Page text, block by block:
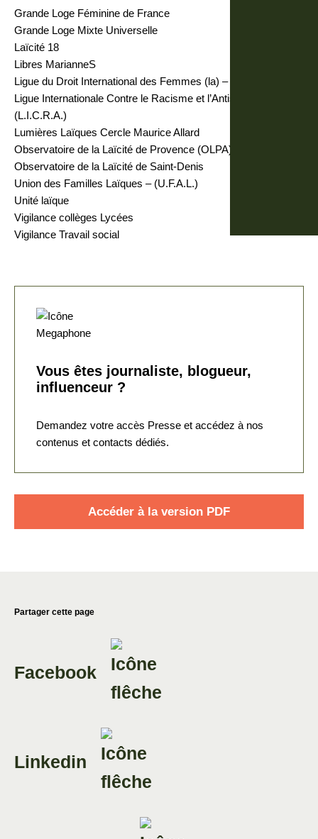
Grande Loge Féminine de France
Grande Loge Mixte Universelle
Laïcité 18
Libres MarianneS
Ligue du Droit International des Femmes (la) – (L.D.I.F.)
Ligue Internationale Contre le Racisme et l’Antisémitisme –
(L.I.C.R.A.)
Lumières Laïques Cercle Maurice Allard
Observatoire de la Laïcité de Provence (OLPA)
Observatoire de la Laïcité de Saint-Denis
Union des Familles Laïques – (U.F.A.L.)
Unité laïque
Vigilance collèges Lycées
Vigilance Travail social
Accéder à la version PDF
Vous êtes journaliste, blogueur,
influenceur ?
Demandez votre accès Presse et accédez à nos
contenus et contacts dédiés.
Partager cette page
Facebook
Linkedin